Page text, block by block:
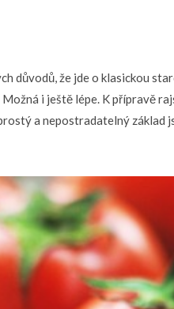
důvodů, že jde o klasickou
i ještě lépe. K přípravě
a nepostradatelný základ